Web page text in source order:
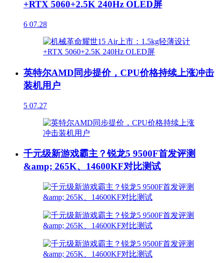
+RTX 5060+2.5K 240Hz OLED屏
6 07.28
英特尔AMD同步提价，CPU价格持续上涨冲击
装机用户
5 07.27
千元级新游戏霸主？锐龙5 9500F首发评测
&amp; 265K、14600KF对比测试